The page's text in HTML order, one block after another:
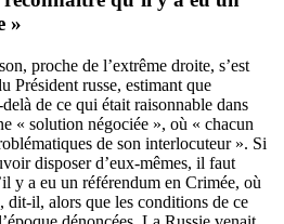
»
proche de l’extrême droite, s’est
Président russe, estimant que
de ce qui était raisonnable dans
« solution négociée », où « chacun
de son interlocuteur ». Si
disposer d’eux-mêmes, il faut
y a eu un référendum en Crimée, où
dit-il, alors que les conditions de ce